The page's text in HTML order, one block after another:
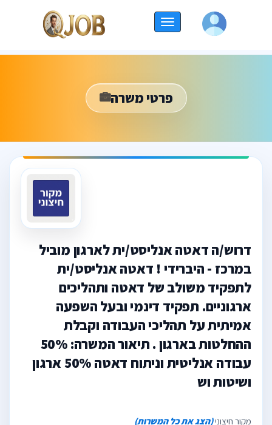
החלף
ניווט
פרטי משרה
דרוש/ה דאטה אנליסט/ית לארגון מוביל
במרכז - היברידי ! דאטה אנליסט/ית
לתפקיד משולב של דאטה ותהליכים
ארגוניים. תפקיד דינמי ובעל השפעה
אמיתית על תהליכי העבודה וקבלת
ההחלטות בארגון . תיאור המשרה: 50%
עבודה אנליטית וניתוח דאטה 50% ארגון
ושיטות וש
מקור חיצוני(הצג את כל המשרות)